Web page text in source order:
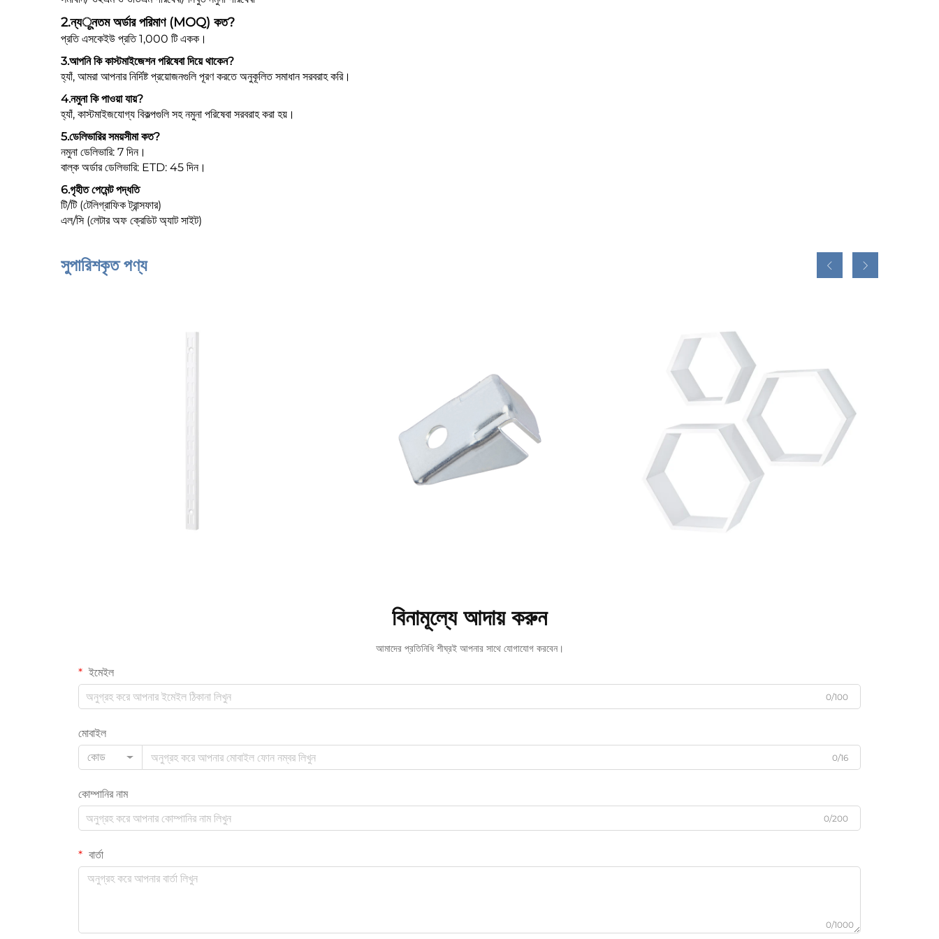
2.ন্যूনতম অর্ডার পরিমাণ (MOQ) কত?
প্রতি এসকেইউ প্রতি 1,000 টি একক।
3.আপনি কি কাস্টমাইজেশন পরিষেবা দিয়ে থাকেন?
হ্যাঁ, আমরা আপনার নির্দিষ্ট প্রয়োজনগুলি পূরণ করতে অনুকূলিত সমাধান সরবরাহ করি।
4.নমুনা কি পাওয়া যায়?
হ্যাঁ, কাস্টমাইজযোগ্য বিকল্পগুলি সহ নমুনা পরিষেবা সরবরাহ করা হয়।
5.ডেলিভারির সময়সীমা কত?
নমুনা ডেলিভারি: 7 দিন।
বাল্ক অর্ডার ডেলিভারি: ETD: 45 দিন।
6.গৃহীত পেমেন্ট পদ্ধতি
টি/টি (টেলিগ্রাফিক ট্রান্সফার)
এল/সি (লেটার অফ ক্রেডিট অ্যাট সাইট)
সুপারিশকৃত পণ্য
বিনামূল্যে আদায় করুন
আমাদের প্রতিনিধি শীঘ্রই আপনার সাথে যোগাযোগ করবেন।
ইমেইল
0/100
মোবাইল
কোড
0/16
কোম্পানির নাম
0/200
বার্তা
0/1000